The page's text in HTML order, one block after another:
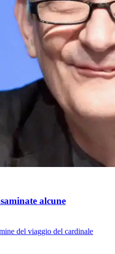
alcune
del viaggio del cardinale